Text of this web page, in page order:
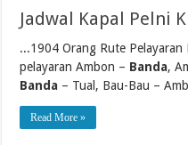
Jadwal Kapal Pelni
...1904 Orang Rute
pelayaran Ambon – Banda,
Banda – Tual, Bau-Bau –
Read More »